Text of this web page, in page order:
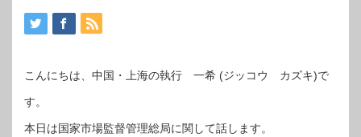
こんにちは、中国・上海の執行 一希 (ジッコウ カズキ)で
す。
本日は国家市場監督管理総局に関して話します。